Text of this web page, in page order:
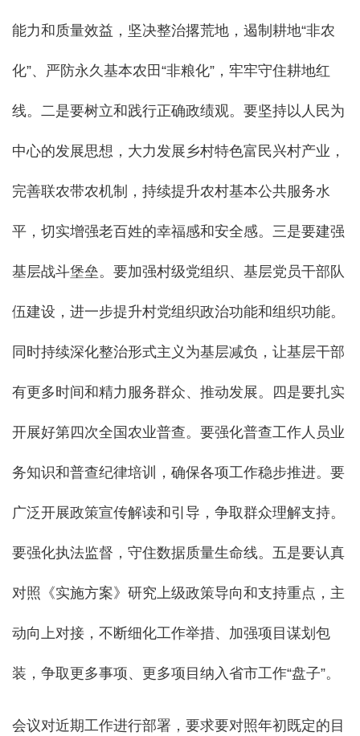
能力和质量效益，坚决整治撂荒地，遏制耕地“非农
化”、严防永久基本农田“非粮化”，牢牢守住耕地红
线。二是要树立和践行正确政绩观。要坚持以人民为
中心的发展思想，大力发展乡村特色富民兴村产业，
完善联农带农机制，持续提升农村基本公共服务水
平，切实增强老百姓的幸福感和安全感。三是要建强
基层战斗堡垒。要加强村级党组织、基层党员干部队
伍建设，进一步提升村党组织政治功能和组织功能。
同时持续深化整治形式主义为基层减负，让基层干部
有更多时间和精力服务群众、推动发展。四是要扎实
开展好第四次全国农业普查。要强化普查工作人员业
务知识和普查纪律培训，确保各项工作稳步推进。要
广泛开展政策宣传解读和引导，争取群众理解支持。
要强化执法监督，守住数据质量生命线。五是要认真
对照《实施方案》研究上级政策导向和支持重点，主
动向上对接，不断细化工作举措、加强项目谋划包
装，争取更多事项、更多项目纳入省市工作“盘子”。
会议对近期工作进行部署，要求要对照年初既定的目